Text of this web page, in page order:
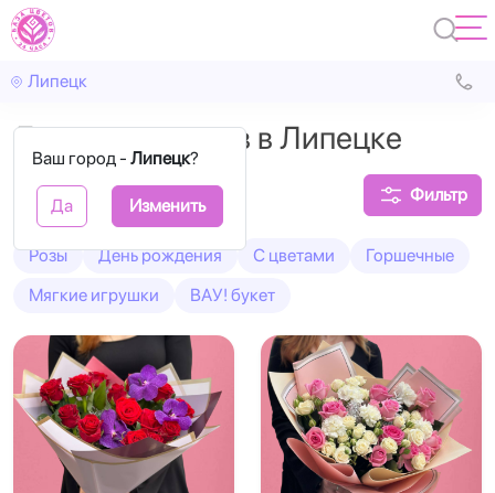
Липецк
Ваш город - Липецк?
Да Изменить
Доставка цветов в Липецке
Фильтр
Розы День рождения С цветами
Горшечные
Мягкие игрушки
ВАУ! букет